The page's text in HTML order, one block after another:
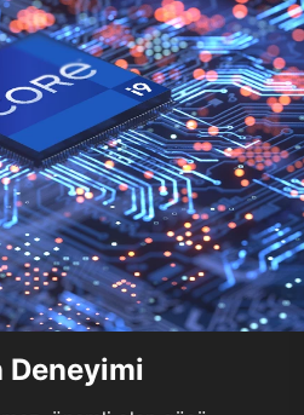
Deneyimi